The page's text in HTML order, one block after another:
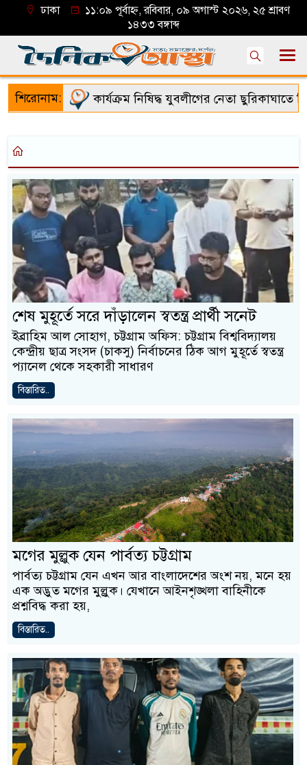
ঢাকা
১১:০৯ পূর্বাহ্ন, রবিবার, ০৯ অগাস্ট ২০২৬, ২৫ শ্রাবণ
১৪৩৩ বঙ্গাব্দ
শিরোনাম:কার্যক্রম নিষিদ্ধ যুবলীগের নেতা ছুরিকাঘাতে নিহত
শেষ মুহূর্তে সরে দাঁড়ালেন স্বতন্ত্র প্রার্থী সনেট
ইব্রাহিম আল সোহাগ, চট্টগ্রাম অফিস: চট্টগ্রাম বিশ্ববিদ্যালয়
কেন্দ্রীয় ছাত্র সংসদ (চাকসু) নির্বাচনের ঠিক আগ মুহূর্তে স্বতন্ত্র
প্যানেল থেকে সহকারী সাধারণ
বিস্তারিত..
মগের মুল্লুক যেন পার্বত্য চট্টগ্রাম
পার্বত্য চট্টগ্রাম যেন এখন আর বাংলাদেশের অংশ নয়, মনে হয়
এক অদ্ভুত মগের মুল্লুক। যেখানে আইনশৃঙ্খলা বাহিনীকে
প্রশ্নবিদ্ধ করা হয়,
বিস্তারিত..